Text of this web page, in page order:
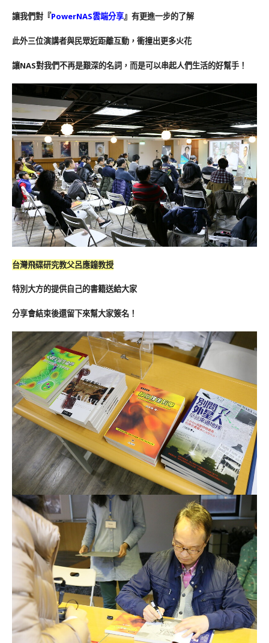
讓我們對『PowerNAS雲端分享』有更進一步的了解
此外三位演講者與民眾近距離互動，衝撞出更多火花
讓NAS對我們不再是艱深的名詞，而是可以串起人們生活的好幫手！
台灣飛碟研究教父呂應鐘教授
特別大方的提供自己的書籍送給大家
分享會結束後還留下來幫大家簽名！